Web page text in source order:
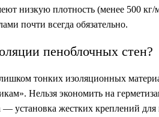
низкую плотность (менее 500
почти всегда обязательно.
пеноблочных стен?
тонких изоляционных
Нельзя экономить на
жестких креплений для